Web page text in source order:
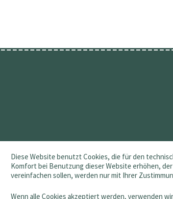
Diese Website benutzt Cookies, die für den
Komfort bei Benutzung dieser Website erhöhen,
vereinfachen sollen, werden nur mit Ihrer
Wenn alle Cookies akzeptiert werden, verwenden